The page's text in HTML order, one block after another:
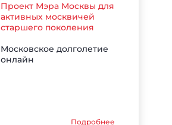
Проект Мэра Москвы для
активных москвичей
старшего поколения
Московское долголетие
онлайн
Подробнее